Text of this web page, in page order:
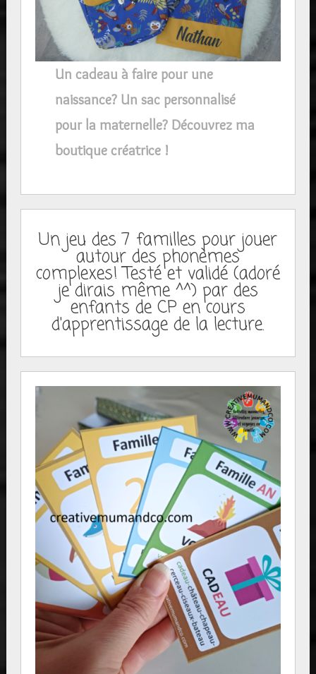
Un cadeau à faire pour une
naissance? Un sac personnalisé
pour la maternelle? Découvrez ma
boutique créatrice !
Un jeu des 7 familles pour jouer
autour des phonèmes
complexes! Testé et validé (adoré
je dirais même ^^) par des
enfants de CP en cours
d'apprentissage de la lecture.